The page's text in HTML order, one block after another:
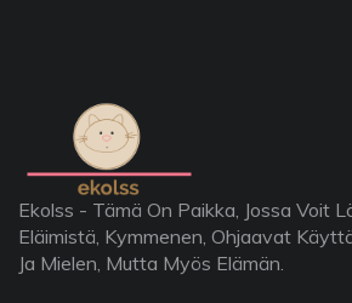
Ekolss - Tämä On Paikka, Jossa Voit
Eläimistä, Kymmenen, Ohjaavat
Ja Mielen, Mutta Myös Elämän.